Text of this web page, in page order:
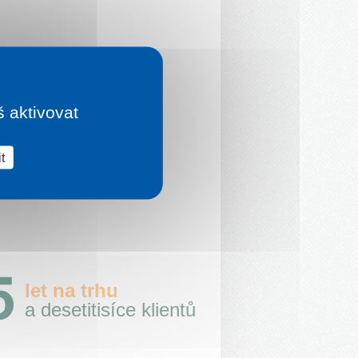
let na trhu
a desetitisíce klientů
aktivovat